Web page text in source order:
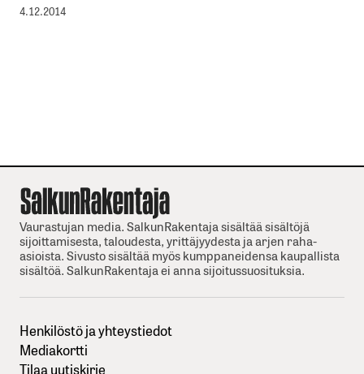
4.12.2014
Vaurastujan media. SalkunRakentaja sisältää sisältöjä
sijoittamisesta, taloudesta, yrittäjyydesta ja arjen raha-
asioista. Sivusto sisältää myös kumppaneidensa kaupallista
sisältöä. SalkunRakentaja ei anna sijoitussuosituksia.
Henkilöstö ja yhteystiedot
Mediakortti
Tilaa uutiskirje